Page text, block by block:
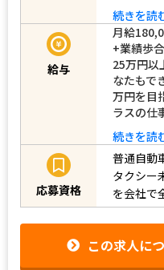
続きを読
給与
月給
+業績歩
25万円以
なたもで
万円を目
ラスの仕
続きを読
応募資格
普通自動
タクシー
を会社で
この求人に